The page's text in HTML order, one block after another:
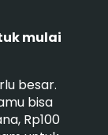
mulai
besar.
bisa
Rp100